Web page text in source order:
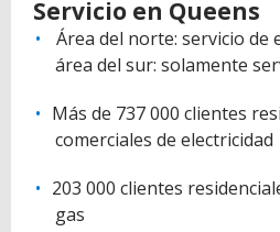
Servicio en Queens
Área del norte: servicio de
área del sur: solamente
Más de 737 000 clientes
comerciales de electricidad
203 000 clientes
gas